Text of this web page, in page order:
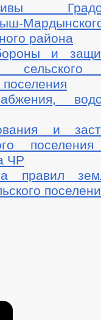
района
и
поселения
и
поселения
ЧР
правил